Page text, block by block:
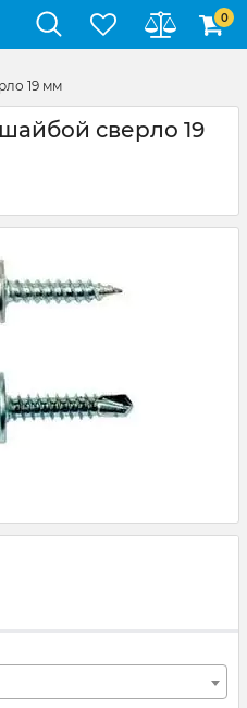
0
19 мм
сверло 19